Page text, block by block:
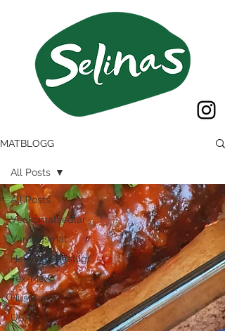
MATBLOGG
All Posts
Veckomatsedlar
Vardagsmat
Helgmat/Festligt
Tex-Mex
Husman
USA
All Posts